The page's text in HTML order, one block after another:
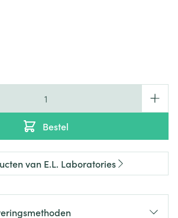
Bestel
van E.L. Laboratories